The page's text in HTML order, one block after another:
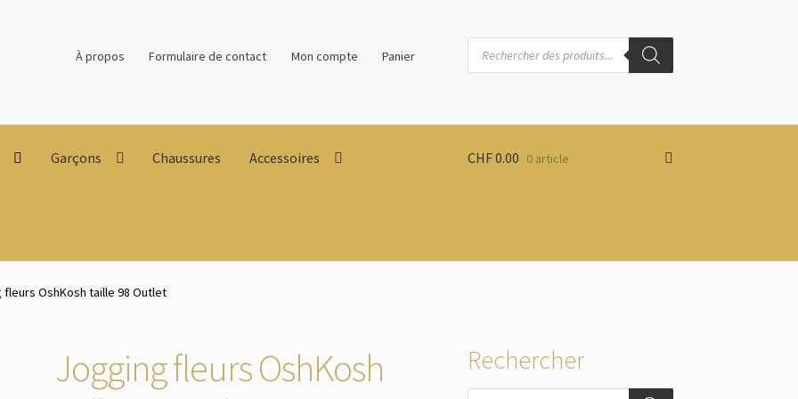
À propos Formulaire de contact Mon compte Panier
Recherche
produits
Garçons Chaussures Accessoires CHF0.00 0 article
fleurs OshKosh taille 98 Outlet
Jogging fleurs OshKosh
Rechercher
Recherche